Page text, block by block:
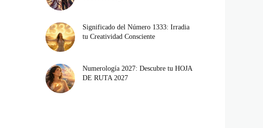
Significado del Número 1333: Irradia
tu Creatividad Consciente
Numerología 2027: Descubre tu HOJA
DE RUTA 2027